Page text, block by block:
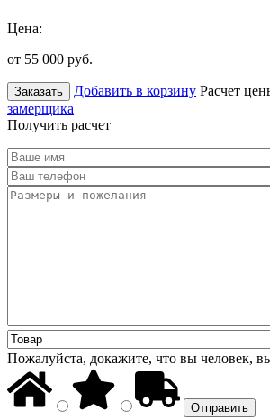
Цена:
от 55 000 руб.
Заказать Добавить в корзину Расчет
замерщика
Получить расчет
Пожалуйста, докажите, что вы человек,